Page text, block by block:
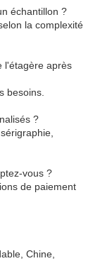
échantillon ?
la complexité
l'étagère après
besoins.
?
vous ?
de paiement
Chine,